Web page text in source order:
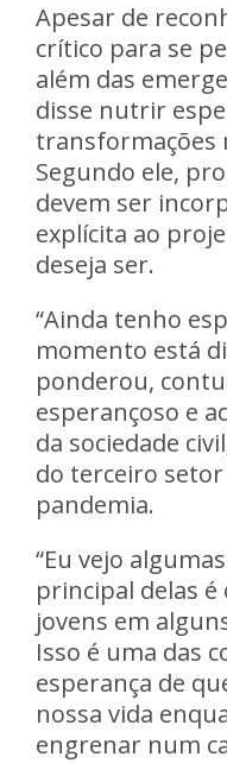
Apesar de
crítico para se
além das
disse nutrir
transformações
Segundo ele,
devem ser
explícita ao
deseja ser.
“Ainda tenho
momento está
ponderou,
esperançoso e
da sociedade
do terceiro
pandemia.
“Eu vejo
principal delas
jovens em
Isso é uma das
esperança de
nossa vida
engrenar num